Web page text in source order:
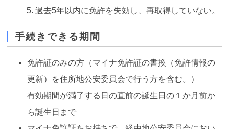
過去5年以内に免許を失効し、再取得していない。
手続きできる期間
免許証のみの方（マイナ免許証の書換（免許情報の
更新）を住所地公安委員会で行う方を含む。）
有効期間が満了する日の直前の誕生日の１か月前か
ら誕生日まで